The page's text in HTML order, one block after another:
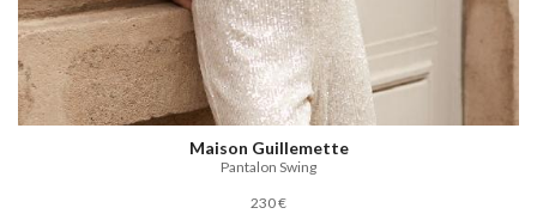
Maison Guillemette
Pantalon Swing
230 €